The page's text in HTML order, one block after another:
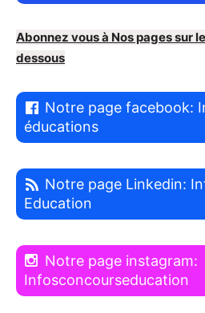
Abonnez vous à Nos pages sur
dessous
Notre page facebook:
éducations
Notre page Linkedin:
Education
Notre page instagram:
Infosconcourseducation